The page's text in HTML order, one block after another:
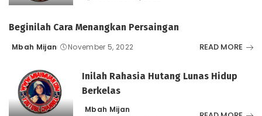
Beginilah Cara Menangkan Persaingan
Posted
Mbah Mijan November 5, 2022 READ MORE
Inilah Rahasia Hutang Lunas Hidup
Berkelas
Mbah Mijan